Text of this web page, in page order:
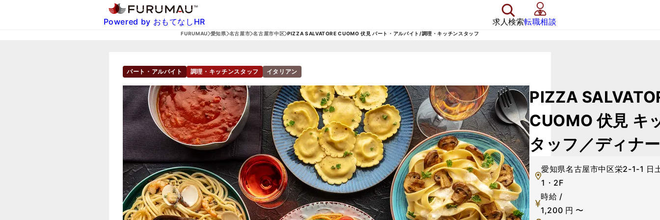
Powered by おもてなしHR 求人検索転職相談
FURUMAU 愛知県 名古屋市 名古屋市中区 PIZZA SALVATORE CUOMO 伏見 パート・アルバイト/調理・キッチンスタッフ
パート・アルバイト 調理・キッチンスタッフ イタリアン
PIZZA
CUOMO 伏見 キ
タッフ／ディナ
愛知県名古屋市中区栄2-1-1 日
1・2F
時給 /
1,200 円 〜